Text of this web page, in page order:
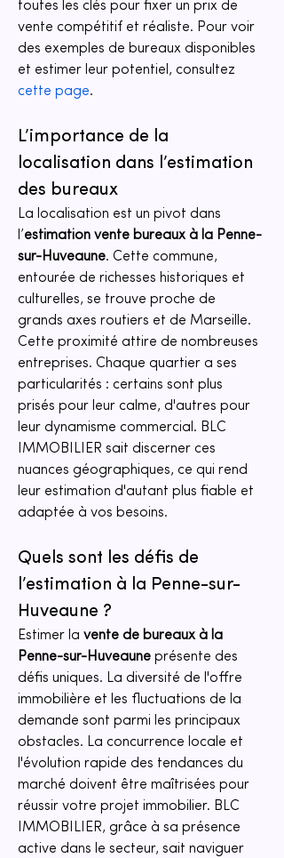
toutes les clés pour fixer un prix de
vente compétitif et réaliste. Pour voir
des exemples de bureaux disponibles
et estimer leur potentiel, consultez
cette page.
L’importance de la
localisation dans l’estimation
des bureaux
La localisation est un pivot dans
l’estimation vente bureaux à la Penne-
sur-Huveaune. Cette commune,
entourée de richesses historiques et
culturelles, se trouve proche de
grands axes routiers et de Marseille.
Cette proximité attire de nombreuses
entreprises. Chaque quartier a ses
particularités : certains sont plus
prisés pour leur calme, d'autres pour
leur dynamisme commercial. BLC
IMMOBILIER sait discerner ces
nuances géographiques, ce qui rend
leur estimation d'autant plus fiable et
adaptée à vos besoins.
Quels sont les défis de
l’estimation à la Penne-sur-
Huveaune ?
Estimer la vente de bureaux à la
Penne-sur-Huveaune présente des
défis uniques. La diversité de l'offre
immobilière et les fluctuations de la
demande sont parmi les principaux
obstacles. La concurrence locale et
l'évolution rapide des tendances du
marché doivent être maîtrisées pour
réussir votre projet immobilier. BLC
IMMOBILIER, grâce à sa présence
active dans le secteur, sait naviguer